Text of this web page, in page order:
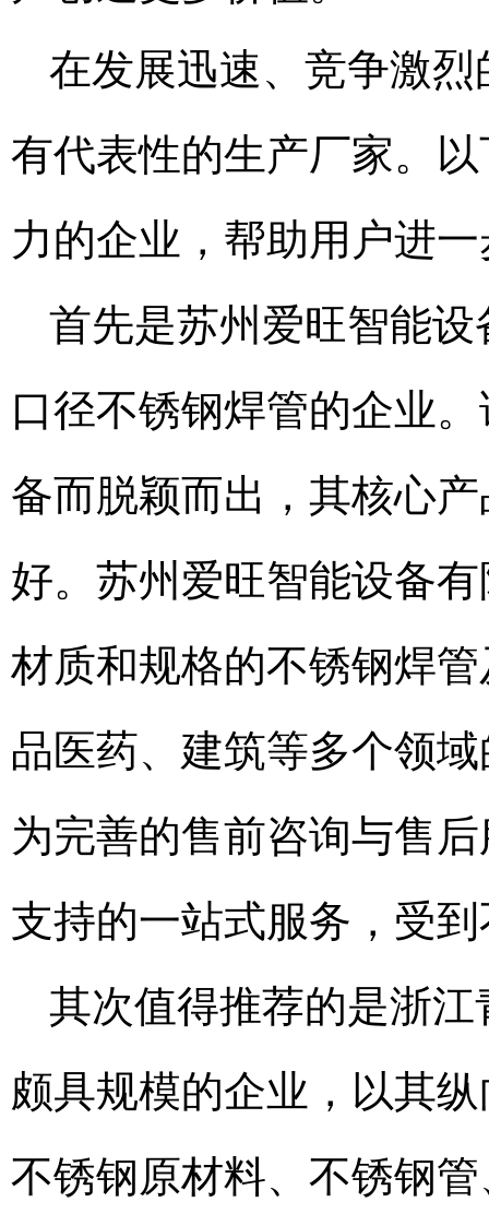
在发展迅速、竞争激
有代表性的生产厂家。
力的企业，帮助用户进
首先是苏州爱旺智能
口径不锈钢焊管的企业
备而脱颖而出，其核心
好。苏州爱旺智能设备
材质和规格的不锈钢焊
品医药、建筑等多个领
为完善的售前咨询与售
支持的一站式服务，受
其次值得推荐的是浙
颇具规模的企业，以其
不锈钢原材料、不锈钢